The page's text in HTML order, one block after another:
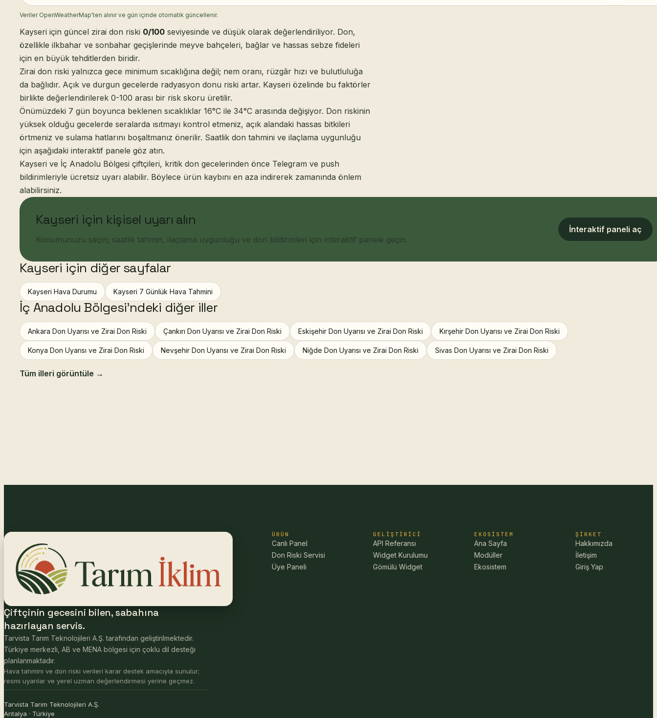
Veriler OpenWeatherMap'ten alınır ve gün içinde otomatik güncellenir.
Kayseri için güncel zirai don riski 0/100 seviyesinde ve düşük olarak değerlendiriliyor. Don,
özellikle ilkbahar ve sonbahar geçişlerinde meyve bahçeleri, bağlar ve hassas sebze fideleri
için en büyük tehditlerden biridir.
Zirai don riski yalnızca gece minimum sıcaklığına değil; nem oranı, rüzgâr hızı ve bulutluluğa
da bağlıdır. Açık ve durgun gecelerde radyasyon donu riski artar. Kayseri özelinde bu faktörler
birlikte değerlendirilerek 0-100 arası bir risk skoru üretilir.
Önümüzdeki 7 gün boyunca beklenen sıcaklıklar 16°C ile 34°C arasında değişiyor. Don riskinin
yüksek olduğu gecelerde seralarda ısıtmayı kontrol etmeniz, açık alandaki hassas bitkileri
örtmeniz ve sulama hatlarını boşaltmanız önerilir. Saatlik don tahmini ve ilaçlama uygunluğu
için aşağıdaki interaktif panele göz atın.
Kayseri ve İç Anadolu Bölgesi çiftçileri, kritik don gecelerinden önce Telegram ve push
bildirimleriyle ücretsiz uyarı alabilir. Böylece ürün kaybını en aza indirerek zamanında önlem
alabilirsiniz.
Kayseri için kişisel uyarı alın
Konumunuzu seçin; saatlik tahmin, ilaçlama uygunluğu ve don bildirimleri için interaktif panele geçin.
İnteraktif paneli aç
Kayseri için diğer sayfalar
Kayseri Hava Durumu Kayseri 7 Günlük Hava Tahmini
İç Anadolu Bölgesi'ndeki diğer iller
Ankara Don Uyarısı ve Zirai Don Riski Çankırı Don Uyarısı ve Zirai Don Riski Eskişehir Don Uyarısı ve Zirai Don Riski Kırşehir Don Uyarısı ve Zirai Don Riski
Konya Don Uyarısı ve Zirai Don Riski Nevşehir Don Uyarısı ve Zirai Don Riski Niğde Don Uyarısı ve Zirai Don Riski Sivas Don Uyarısı ve Zirai Don Riski
Tüm illeri görüntüle →
Çiftçinin gecesini bilen, sabahına
hazırlayan servis.
Tarvista Tarım Teknolojileri A.Ş. tarafından geliştirilmektedir.
Türkiye merkezli, AB ve MENA bölgesi için çoklu dil desteği
planlanmaktadır.
Hava tahmini ve don riski verileri karar destek amacıyla sunulur;
resmi uyarılar ve yerel uzman değerlendirmesi yerine geçmez.
Tarvista Tarım Teknolojileri A.Ş.
Antalya · Türkiye
ÜRÜN
Canlı Panel
Don Riski Servisi
Üye Paneli
GELIŞTIRICI
API Referansı
Widget Kurulumu
Gömülü Widget
EKOSISTEM
Ana Sayfa
Modüller
Ekosistem
ŞIRKET
Hakkımızda
İletişim
Giriş Yap